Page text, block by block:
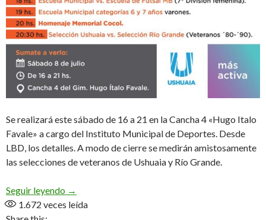
Se realizará este sábado de 16 a 21 en la Cancha 4 «Hugo Italo
Favale» a cargo del Instituto Municipal de Deportes. Desde
LBD, los detalles. A modo de cierre se medirán amistosamente
las selecciones de veteranos de Ushuaia y Río Grande.
Seguir leyendo Se viene el homenaje a José «Cocol» Gómez
→
1.672 veces leída